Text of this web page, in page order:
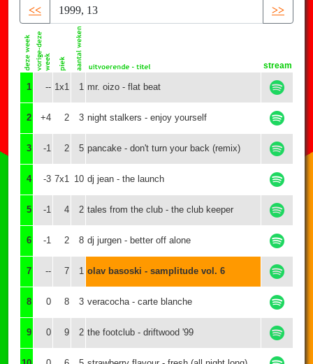
<<
>>
stream
1 -- 1x1 1 mr. oizo - flat beat
2 +4 2 3 night stalkers - enjoy yourself
3 -1 2 5 pancake - don't turn your back (remix)
4 -3 7x1 10 dj jean - the launch
5 -1 4 2 tales from the club - the club keeper
6 -1 2 8 dj jurgen - better off alone
7 -- 7 1 olav basoski - samplitude vol. 6
8 0 8 3 veracocha - carte blanche
9 0 9 2 the footclub - driftwood '99